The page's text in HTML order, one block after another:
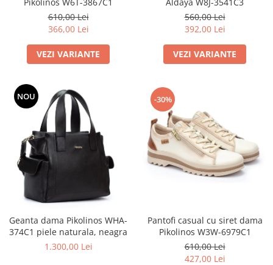
610,00 Lei
366,00 Lei
VEZI VARIANTE
560,00 Lei
392,00 Lei
VEZI VARIANTE
NOU
Geanta dama Pikolinos WHA-
374C1 piele naturala, neagra
1.300,00 Lei
-30%
Pantofi casual cu siret dama
Pikolinos W3W-6979C1
610,00 Lei
427,00 Lei